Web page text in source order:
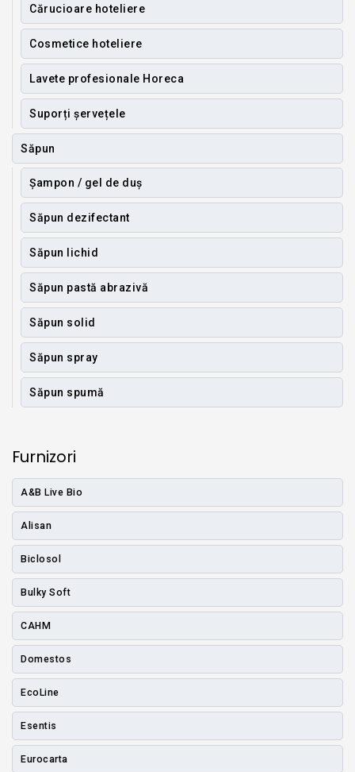
Cărucioare hoteliere
Cosmetice hoteliere
Lavete profesionale Horeca
Suporți șervețele
Săpun
Șampon / gel de duș
Săpun dezifectant
Săpun lichid
Săpun pastă abrazivă
Săpun solid
Săpun spray
Săpun spumă
Furnizori
A&B Live Bio
Alisan
Biclosol
Bulky Soft
CAHM
Domestos
EcoLine
Esentis
Eurocarta